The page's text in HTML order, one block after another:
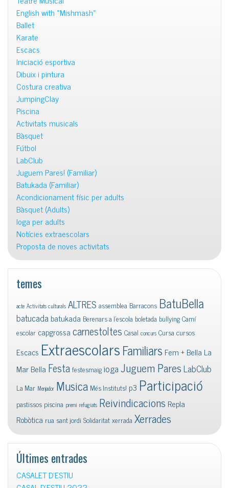
English with «Mishmash»
Ballet
Karate
Escacs
Iniciació esportiva
Dibuix i pintura
Costura creativa
JumpingClay
Piscina
Activitats musicals
Bàsquet
Fútbol
LabClub
Juguem Pares! (Familiar)
Batukada (Familiar)
Acondicionament físic per adults
Bàsquet (Adults)
Ioga per adults
Notícies extraescolars
Proposta de noves activitats
temes
acte Activitats culturals ALTRES assemblea Barracons BatuBella
batucadabatukada Berenars a l'escola boletada bullyingCamí
escolar capgrossacarnestoltes Casal concurs Cursa cursos
Escacs ExtraescolarsFamiliars Fem + Bella La
Mar Bella FestafestesmaigiogaJuguem ParesLabClub
La Mar Menjador Musica Més Instituts! p3 Participació
pastissos piscina premi refugiats Reivindicacions Repla
Robòtica rua sant jordi Solidaritatxerrada Xerrades
Últimes entrades
CASALET D’ESTIU